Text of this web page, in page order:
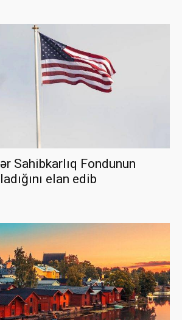
Sahibkarlıq Fondunun
elan edib